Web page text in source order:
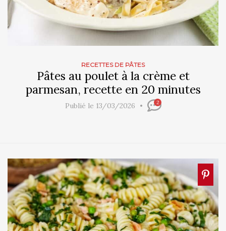
RECETTES DE PÂTES
Pâtes au poulet à la crème et
parmesan, recette en 20 minutes
Publié le 13/03/2026 2